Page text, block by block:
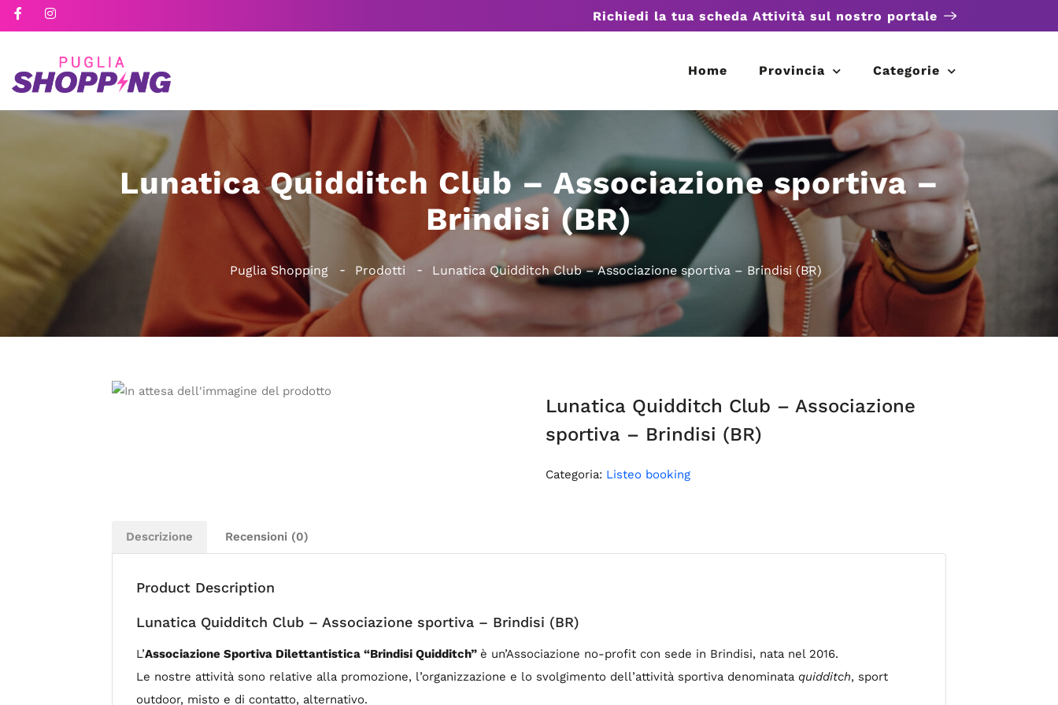
Richiedi la tua scheda Attività sul nostro portale
Home Provincia Categorie
Lunatica Quidditch Club – Associazione sportiva –
Brindisi (BR)
Puglia Shopping Prodotti Lunatica Quidditch Club – Associazione sportiva – Brindisi (BR)
Lunatica Quidditch Club – Associazione
sportiva – Brindisi (BR)
Categoria: Listeo booking
Descrizione Recensioni (0)
Product Description
Lunatica Quidditch Club – Associazione sportiva – Brindisi (BR)
L’Associazione Sportiva Dilettantistica “Brindisi Quidditch” è un’Associazione no-profit con sede in Brindisi, nata nel 2016.
Le nostre attività sono relative alla promozione, l’organizzazione e lo svolgimento dell’attività sportiva denominata quidditch, sport
outdoor, misto e di contatto, alternativo.